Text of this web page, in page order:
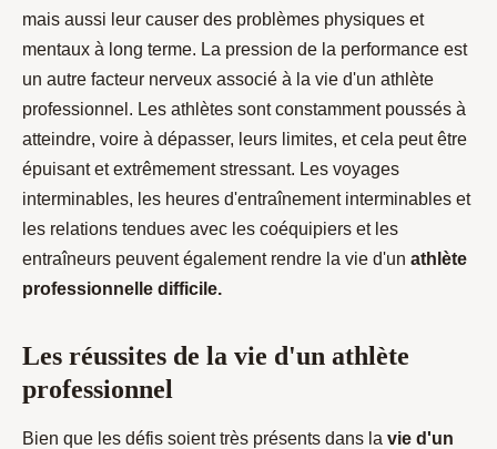
mais aussi leur causer des problèmes physiques et
mentaux à long terme. La pression de la performance est
un autre facteur nerveux associé à la vie d'un athlète
professionnel. Les athlètes sont constamment poussés à
atteindre, voire à dépasser, leurs limites, et cela peut être
épuisant et extrêmement stressant. Les voyages
interminables, les heures d'entraînement interminables et
les relations tendues avec les coéquipiers et les
entraîneurs peuvent également rendre la vie d'un athlète
professionnelle difficile.
Les réussites de la vie d'un athlète
professionnel
Bien que les défis soient très présents dans la vie d'un